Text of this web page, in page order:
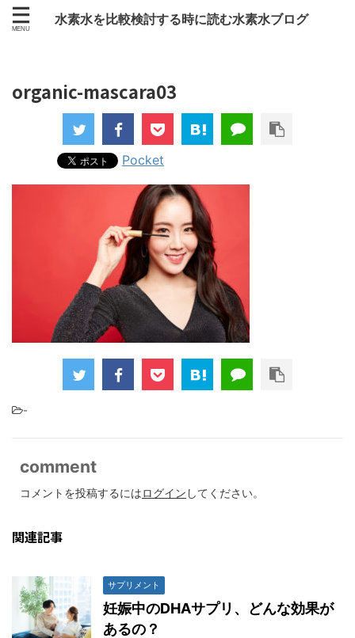
水素水を比較検討する時に読む水素水ブログ
organic-mascara03
Pocket
-
comment
コメントを投稿するにはログイン してください。
関連記事
サプリメント
妊娠中のDHAサプリ、どんな効果が
あるの？